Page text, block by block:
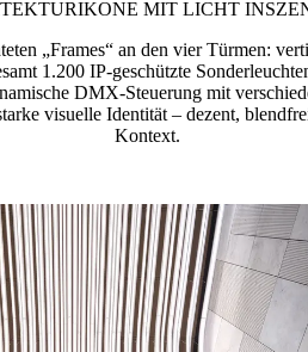
MIT LICHT
„Frames“ an den vier Türmen:
1.200 IP-geschützte
DMX-Steuerung mit
visuelle Identität – dezent,
Kontext.